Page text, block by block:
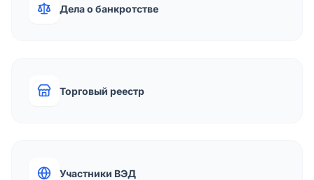
Дела о банкротстве
Торговый реестр
Участники ВЭД